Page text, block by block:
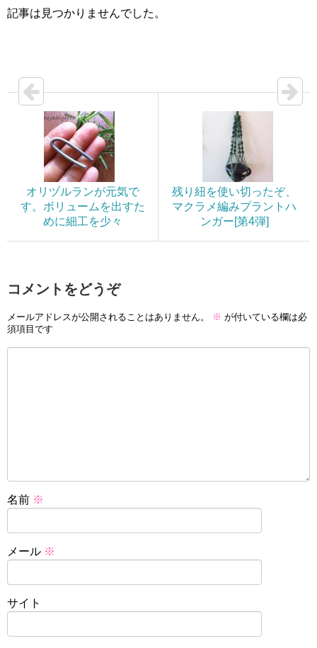
記事は見つかりませんでした。
オリヅルランが元気で
す。ボリュームを出すた
めに細工を少々
残り紐を使い切ったぞ、
マクラメ編みプラントハ
ンガー[第4弾]
コメントをどうぞ
メールアドレスが公開されることはありません。 ※ が付いている欄は必
須項目です
名前 ※
メール ※
サイト